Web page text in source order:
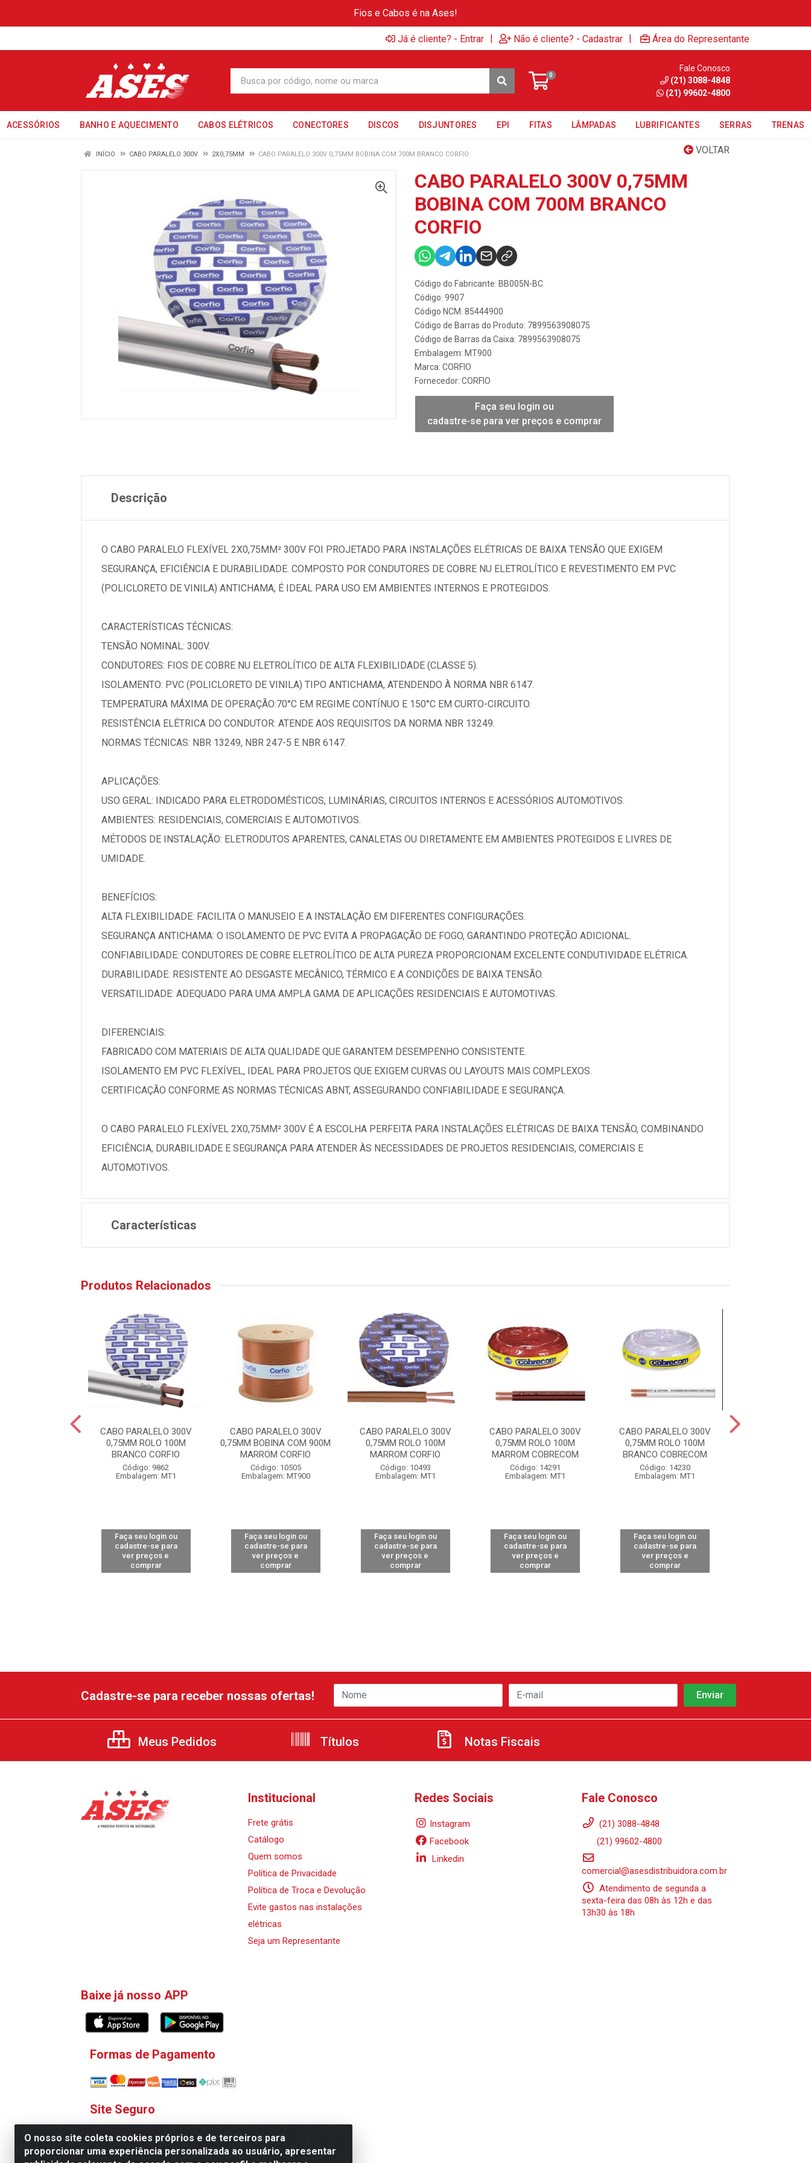
Fios e Cabos é na Ases!
Já é cliente? - Entrar | Não é cliente? - Cadastrar | Área do Representante
0
Fale Conosco
(21) 3088-4848
(21) 99602-4800
ACESSÓRIOS BANHO E AQUECIMENTO CABOS ELÉTRICOS CONECTORES DISCOS DISJUNTORES EPI FITAS LÂMPADAS LUBRIFICANTES SERRAS TRENAS
VOLTAR
INÍCIO CABO PARALELO 300V 2X0,75MM CABO PARALELO 300V 0,75MM BOBINA COM 700M BRANCO CORFIO
CABO PARALELO 300V 0,75MM
BOBINA COM 700M BRANCO
CORFIO
Código do Fabricante: BB005N-BC
Código: 9907
Código NCM: 85444900
Código de Barras do Produto: 7899563908075
Código de Barras da Caixa: 7899563908075
Embalagem: MT900
Marca: CORFIO
Fornecedor: CORFIO
Faça seu login ou
cadastre-se para ver preços e comprar
Descrição
O CABO PARALELO FLEXÍVEL 2X0,75MM² 300V FOI PROJETADO PARA INSTALAÇÕES ELÉTRICAS DE BAIXA TENSÃO QUE EXIGEM
SEGURANÇA, EFICIÊNCIA E DURABILIDADE. COMPOSTO POR CONDUTORES DE COBRE NU ELETROLÍTICO E REVESTIMENTO EM PVC
(POLICLORETO DE VINILA) ANTICHAMA, É IDEAL PARA USO EM AMBIENTES INTERNOS E PROTEGIDOS.
CARACTERÍSTICAS TÉCNICAS:
TENSÃO NOMINAL: 300V.
CONDUTORES: FIOS DE COBRE NU ELETROLÍTICO DE ALTA FLEXIBILIDADE (CLASSE 5).
ISOLAMENTO: PVC (POLICLORETO DE VINILA) TIPO ANTICHAMA, ATENDENDO À NORMA NBR 6147.
TEMPERATURA MÁXIMA DE OPERAÇÃO:70°C EM REGIME CONTÍNUO E 150°C EM CURTO-CIRCUITO.
RESISTÊNCIA ELÉTRICA DO CONDUTOR: ATENDE AOS REQUISITOS DA NORMA NBR 13249.
NORMAS TÉCNICAS: NBR 13249, NBR 247-5 E NBR 6147.
APLICAÇÕES:
USO GERAL: INDICADO PARA ELETRODOMÉSTICOS, LUMINÁRIAS, CIRCUITOS INTERNOS E ACESSÓRIOS AUTOMOTIVOS.
AMBIENTES: RESIDENCIAIS, COMERCIAIS E AUTOMOTIVOS.
MÉTODOS DE INSTALAÇÃO: ELETRODUTOS APARENTES, CANALETAS OU DIRETAMENTE EM AMBIENTES PROTEGIDOS E LIVRES DE
UMIDADE.
BENEFÍCIOS:
ALTA FLEXIBILIDADE: FACILITA O MANUSEIO E A INSTALAÇÃO EM DIFERENTES CONFIGURAÇÕES.
SEGURANÇA ANTICHAMA: O ISOLAMENTO DE PVC EVITA A PROPAGAÇÃO DE FOGO, GARANTINDO PROTEÇÃO ADICIONAL.
CONFIABILIDADE: CONDUTORES DE COBRE ELETROLÍTICO DE ALTA PUREZA PROPORCIONAM EXCELENTE CONDUTIVIDADE ELÉTRICA.
DURABILIDADE: RESISTENTE AO DESGASTE MECÂNICO, TÉRMICO E A CONDIÇÕES DE BAIXA TENSÃO.
VERSATILIDADE: ADEQUADO PARA UMA AMPLA GAMA DE APLICAÇÕES RESIDENCIAIS E AUTOMOTIVAS.
DIFERENCIAIS:
FABRICADO COM MATERIAIS DE ALTA QUALIDADE QUE GARANTEM DESEMPENHO CONSISTENTE.
ISOLAMENTO EM PVC FLEXÍVEL, IDEAL PARA PROJETOS QUE EXIGEM CURVAS OU LAYOUTS MAIS COMPLEXOS.
CERTIFICAÇÃO CONFORME AS NORMAS TÉCNICAS ABNT, ASSEGURANDO CONFIABILIDADE E SEGURANÇA.
O CABO PARALELO FLEXÍVEL 2X0,75MM² 300V É A ESCOLHA PERFEITA PARA INSTALAÇÕES ELÉTRICAS DE BAIXA TENSÃO, COMBINANDO
EFICIÊNCIA, DURABILIDADE E SEGURANÇA PARA ATENDER ÀS NECESSIDADES DE PROJETOS RESIDENCIAIS, COMERCIAIS E
AUTOMOTIVOS.
Características
Produtos Relacionados
CABO PARALELO 300V
0,75MM ROLO 100M
BRANCO CORFIO
Código: 9862
Embalagem: MT1
Faça seu login ou
cadastre-se para
ver preços e
comprar
CABO PARALELO 300V
0,75MM BOBINA COM 900M
MARROM CORFIO
Código: 10505
Embalagem: MT900
Faça seu login ou
cadastre-se para
ver preços e
comprar
CABO PARALELO 300V
0,75MM ROLO 100M
MARROM CORFIO
Código: 10493
Embalagem: MT1
Faça seu login ou
cadastre-se para
ver preços e
comprar
CABO PARALELO 300V
0,75MM ROLO 100M
MARROM COBRECOM
Código: 14291
Embalagem: MT1
Faça seu login ou
cadastre-se para
ver preços e
comprar
CABO PARALELO 300V
0,75MM ROLO 100M
BRANCO COBRECOM
Código: 14230
Embalagem: MT1
Faça seu login ou
cadastre-se para
ver preços e
comprar
O nosso site coleta cookies próprios e de terceiros para
proporcionar uma experiência personalizada ao usuário, apresentar
Cadastre-se para receber nossas ofertas!
Meus Pedidos Títulos Notas Fiscais
Institucional
Frete grátis
Catálogo
Quem somos
Política de Privacidade
Política de Troca e Devolução
Evite gastos nas instalações
elétricas
Seja um Representante
Redes Sociais
Instagram
Facebook
Linkedin
Fale Conosco
(21) 3088-4848
(21) 99602-4800
comercial@asesdistribuidora.com.br
Atendimento de segunda a
sexta-feira das 08h às 12h e das
13h30 às 18h
Baixe já nosso APP
Formas de Pagamento
Site Seguro